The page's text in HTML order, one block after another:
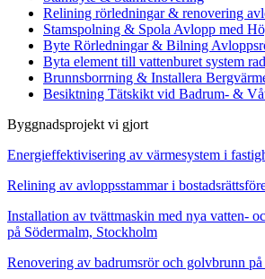
Relining rörledningar & renovering
Stamspolning & Spola Avlopp med
Byte Rörledningar & Bilning
Byta element till vattenburet system
Brunnsborrning & Installera
Besiktning Tätskikt vid Badrum- &
Byggnadsprojekt vi gjort
Energieffektivisering av värmesystem i
Relining av avloppsstammar i
Installation av tvättmaskin med nya vatten-
på Södermalm, Stockholm
Renovering av badrumsrör och golvbrunn